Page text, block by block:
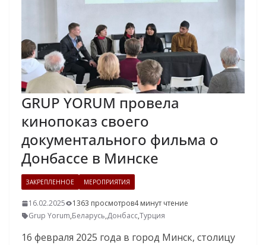
GRUP YORUM провела
кинопоказ своего
документального фильма о
Донбассе в Минске
ЗАКРЕПЛЕННОЕ МЕРОПРИЯТИЯ
16.02.2025 1363 просмотров4 минут чтение
Grup Yorum,Беларусь,Донбасс,Турция
16 февраля 2025 года в город Минск, столицу